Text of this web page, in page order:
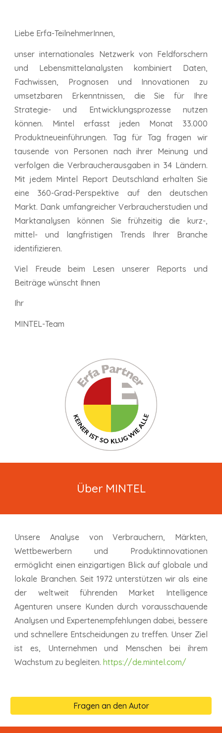
Liebe Erfa-TeilnehmerInnen,
unser internationales Netzwerk von Feldforschern
und Lebensmittelanalysten kombiniert Daten,
Fachwissen, Prognosen und Innovationen zu
umsetzbaren Erkenntnissen, die Sie für Ihre
Strategie- und Entwicklungsprozesse nutzen
können. Mintel erfasst jeden Monat 33.000
Produktneueinführungen. Tag für Tag fragen wir
tausende von Personen nach ihrer Meinung und
verfolgen die Verbraucherausgaben in 34 Ländern.
Mit jedem Mintel Report Deutschland erhalten Sie
eine 360-Grad-Perspektive auf den deutschen
Markt. Dank umfangreicher Verbraucherstudien und
Marktanalysen können Sie frühzeitig die kurz-,
mittel- und langfristigen Trends Ihrer Branche
identifizieren.
Viel Freude beim Lesen unserer Reports und
Beiträge wünscht Ihnen
Ihr
MINTEL-Team
Über MINTEL
Unsere Analyse von Verbrauchern, Märkten,
Wettbewerbern und Produktinnovationen
ermöglicht einen einzigartigen Blick auf globale und
lokale Branchen. Seit 1972 unterstützen wir als eine
der weltweit führenden Market Intelligence
Agenturen unsere Kunden durch vorausschauende
Analysen und Expertenempfehlungen dabei, bessere
und schnellere Entscheidungen zu treffen. Unser Ziel
ist es, Unternehmen und Menschen bei ihrem
Wachstum zu begleiten. https://de.mintel.com/
Fragen an den Autor